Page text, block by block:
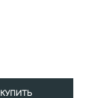
КУПИТЬ